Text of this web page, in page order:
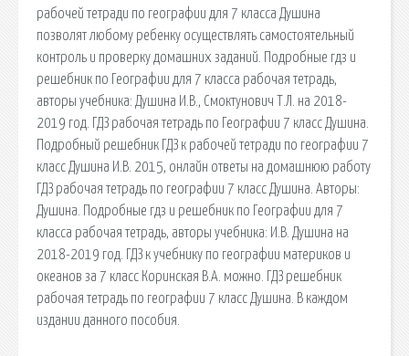
рабочей тетради по географии для 7 класса Душина
позволят любому ребенку осуществлять самостоятельный
контроль и проверку домашних заданий. Подробные гдз и
решебник по Географии для 7 класса рабочая тетрадь,
авторы учебника: Душина И.В., Смоктунович Т.Л. на 2018-
2019 год. ГДЗ рабочая тетрадь по Географии 7 класс Душина.
Подробный решебник ГДЗ к рабочей тетради по географии 7
класс Душина И.В. 2015, онлайн ответы на домашнюю работу
ГДЗ рабочая тетрадь по географии 7 класс Душина. Авторы:
Душина. Подробные гдз и решебник по Географии для 7
класса рабочая тетрадь, авторы учебника: И.В. Душина на
2018-2019 год. ГДЗ к учебнику по географии материков и
океанов за 7 класс Коринская В.А. можно. ГДЗ решебник
рабочая тетрадь по географии 7 класс Душина. В каждом
издании данного пособия.